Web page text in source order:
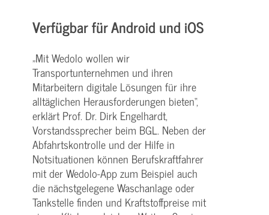
Verfügbar für Android und iOS
„Mit Wedolo wollen wir
Transportunternehmen und ihren
Mitarbeitern digitale Lösungen für ihre
alltäglichen Herausforderungen bieten“,
erklärt Prof. Dr. Dirk Engelhardt,
Vorstandssprecher beim BGL. Neben der
Abfahrtskontrolle und der Hilfe in
Notsituationen können Berufskraftfahrer
mit der Wedolo-App zum Beispiel auch
die nächstgelegene Waschanlage oder
Tankstelle finden und Kraftstoffpreise mit